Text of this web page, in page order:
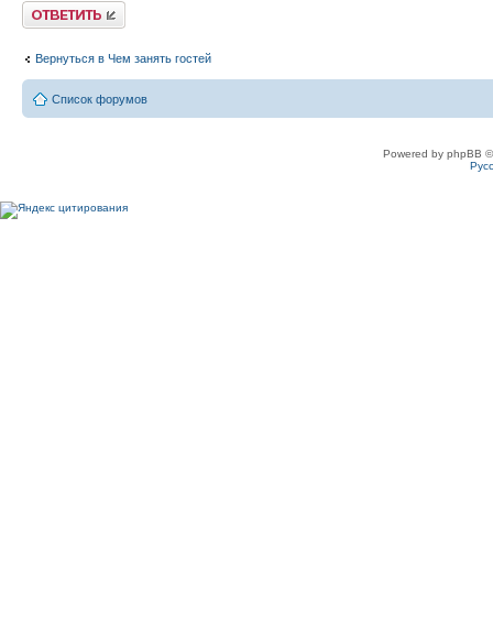
Ответить
Вернуться в Чем занять гостей
Список форумов
Powered by phpBB